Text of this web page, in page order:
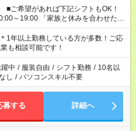
と休みを合わせた
準備がしたい」 「できれば残業はし
くださいね。 ※Wワーク希望
望する勤務時間と、もう1つのお仕事
間を超える場合は応募できません。
1年以上勤務している方が多数！ご応
も相談可能です！
中 / 服装自由 / シフト勤務 / 10名以
し / パソコンスキル不要
募する 詳細へ